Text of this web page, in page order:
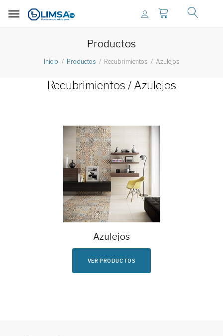
Productos
Inicio Productos Recubrimientos Azulejos
Recubrimientos / Azulejos
Azulejos
VER PRODUCTOS